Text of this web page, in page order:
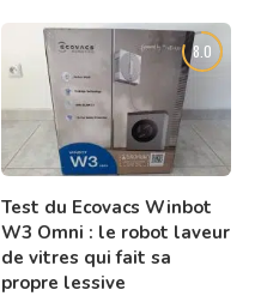
8.0
Test du Ecovacs Winbot
W3 Omni : le robot laveur
de vitres qui fait sa
propre lessive